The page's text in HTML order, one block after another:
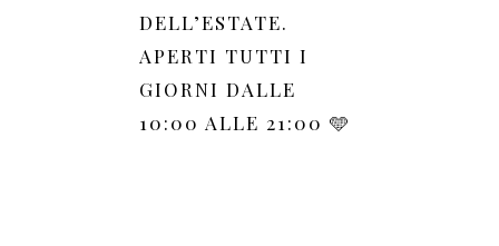
DELL’ESTATE.
APERTI TUTTI I
GIORNI DALLE
10:00 ALLE 21:00 🩵